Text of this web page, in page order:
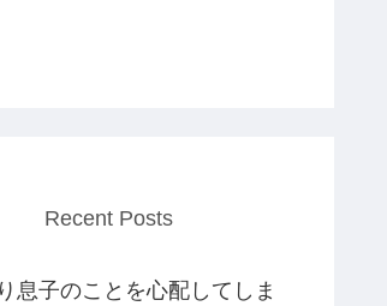
Recent Posts
息子のことを心配してしま